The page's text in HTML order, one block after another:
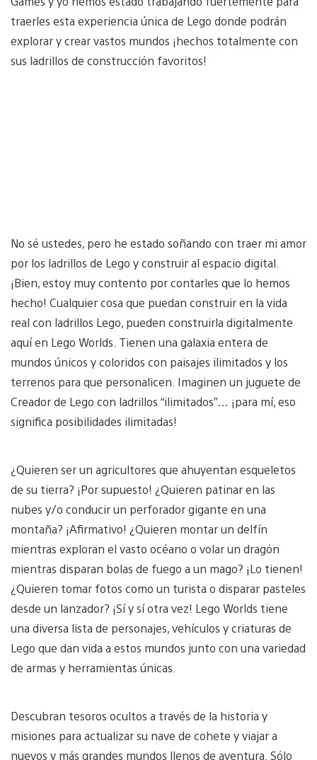
traerles esta experiencia única de Lego donde podrán
explorar y crear vastos mundos ¡hechos totalmente con
sus ladrillos de construcción favoritos!
No sé ustedes, pero he estado soñando con traer mi amor
por los ladrillos de Lego y construir al espacio digital.
¡Bien, estoy muy contento por contarles que lo hemos
hecho! Cualquier cosa que puedan construir en la vida
real con ladrillos Lego, pueden construirla digitalmente
aquí en Lego Worlds. Tienen una galaxia entera de
mundos únicos y coloridos con paisajes ilimitados y los
terrenos para que personalicen. Imaginen un juguete de
Creador de Lego con ladrillos “ilimitados”… ¡para mí, eso
significa posibilidades ilimitadas!
¿Quieren ser un agricultores que ahuyentan esqueletos
de su tierra? ¡Por supuesto! ¿Quieren patinar en las
nubes y/o conducir un perforador gigante en una
montaña? ¡Afirmativo! ¿Quieren montar un delfín
mientras exploran el vasto océano o volar un dragón
mientras disparan bolas de fuego a un mago? ¡Lo tienen!
¿Quieren tomar fotos como un turista o disparar pasteles
desde un lanzador? ¡Sí y sí otra vez! Lego Worlds tiene
una diversa lista de personajes, vehículos y criaturas de
Lego que dan vida a estos mundos junto con una variedad
de armas y herramientas únicas.
Descubran tesoros ocultos a través de la historia y
misiones para actualizar su nave de cohete y viajar a
nuevos y más grandes mundos llenos de aventura. Sólo